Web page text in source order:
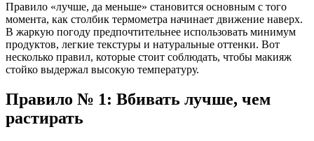
Правило «лучше, да меньше» становится основным с того
момента, как столбик термометра начинает движение наверх.
В жаркую погоду предпочтительнее использовать минимум
продуктов, легкие текстуры и натуральные оттенки. Вот
несколько правил, которые стоит соблюдать, чтобы макияж
стойко выдержал высокую температуру.
Правило № 1: Вбивать лучше, чем
растирать